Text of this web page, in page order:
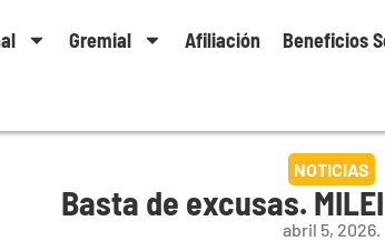
Gremial Afiliación Beneficios
NOTICIAS
Basta de excusas.
abril 5, 2026.